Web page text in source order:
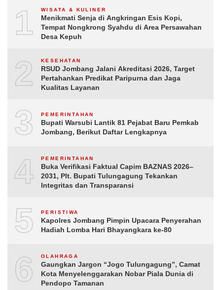
1 WISATA & KULINER
Menikmati Senja di Angkringan Esis Kopi,
Tempat Nongkrong Syahdu di Area Persawahan
Desa Kepuh
2 KESEHATAN
RSUD Jombang Jalani Akreditasi 2026, Target
Pertahankan Predikat Paripurna dan Jaga
Kualitas Layanan
3 PEMERINTAHAN
Bupati Warsubi Lantik 81 Pejabat Baru Pemkab
Jombang, Berikut Daftar Lengkapnya
4 PEMERINTAHAN
Buka Verifikasi Faktual Capim BAZNAS 2026–
2031, Plt. Bupati Tulungagung Tekankan
Integritas dan Transparansi
5 PERISTIWA
Kapolres Jombang Pimpin Upacara Penyerahan
Hadiah Lomba Hari Bhayangkara ke-80
6 OLAHRAGA
Gaungkan Jargon “Jogo Tulungagung”, Camat
Kota Menyelenggarakan Nobar Piala Dunia di
Pendopo Tamanan